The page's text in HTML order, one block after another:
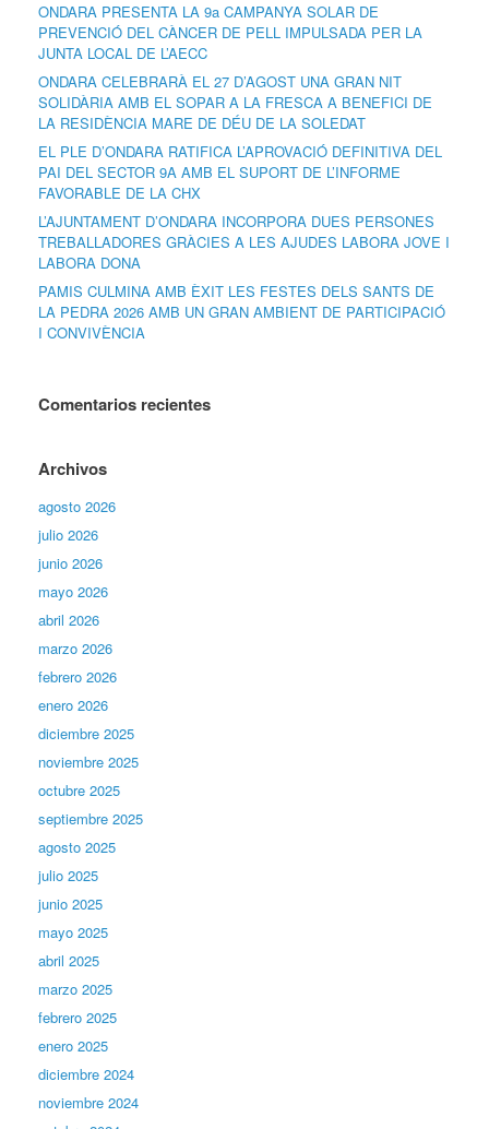
ONDARA PRESENTA LA 9a CAMPANYA SOLAR DE
PREVENCIÓ DEL CÀNCER DE PELL IMPULSADA PER LA
JUNTA LOCAL DE L’AECC
ONDARA CELEBRARÀ EL 27 D’AGOST UNA GRAN NIT
SOLIDÀRIA AMB EL SOPAR A LA FRESCA A BENEFICI DE
LA RESIDÈNCIA MARE DE DÉU DE LA SOLEDAT
EL PLE D’ONDARA RATIFICA L’APROVACIÓ DEFINITIVA DEL
PAI DEL SECTOR 9A AMB EL SUPORT DE L’INFORME
FAVORABLE DE LA CHX
L’AJUNTAMENT D’ONDARA INCORPORA DUES PERSONES
TREBALLADORES GRÀCIES A LES AJUDES LABORA JOVE I
LABORA DONA
PAMIS CULMINA AMB ÈXIT LES FESTES DELS SANTS DE
LA PEDRA 2026 AMB UN GRAN AMBIENT DE PARTICIPACIÓ
I CONVIVÈNCIA
Comentarios recientes
Archivos
agosto 2026
julio 2026
junio 2026
mayo 2026
abril 2026
marzo 2026
febrero 2026
enero 2026
diciembre 2025
noviembre 2025
octubre 2025
septiembre 2025
agosto 2025
julio 2025
junio 2025
mayo 2025
abril 2025
marzo 2025
febrero 2025
enero 2025
diciembre 2024
noviembre 2024